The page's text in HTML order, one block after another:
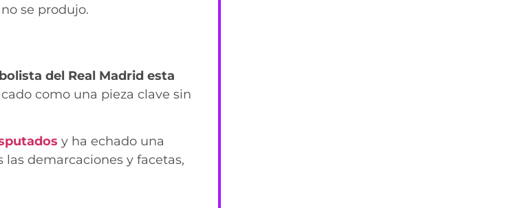
se produjo.
del Real Madrid esta
como una pieza clave sin
y ha echado una
demarcaciones y facetas,